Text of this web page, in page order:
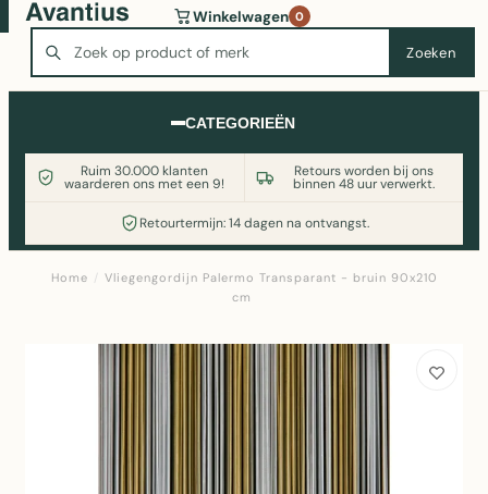
Zoeken
Winkelwagen 0
CATEGORIEËN
Ruim 30.000 klanten
waarderen ons met een 9!
Retours worden bij ons
binnen 48 uur verwerkt.
Retourtermijn: 14 dagen na ontvangst.
Wasmachine of koelkast nodig? Vergelijk alle prijzen op
Witgoedaanbod.nl
Home / Vliegengordijn Palermo Transparant - bruin 90x210
cm